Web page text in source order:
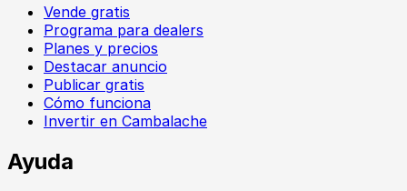
Vende gratis
Programa para dealers
Planes y precios
Destacar anuncio
Publicar gratis
Cómo funciona
Invertir en Cambalache
Ayuda